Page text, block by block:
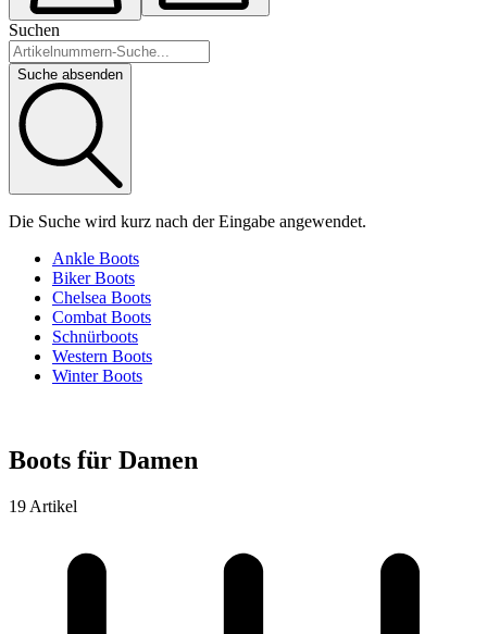
Suchen
Suche absenden
Die Suche wird kurz nach der Eingabe angewendet.
Ankle Boots
Biker Boots
Chelsea Boots
Combat Boots
Schnürboots
Western Boots
Winter Boots
Boots für Damen
19 Artikel